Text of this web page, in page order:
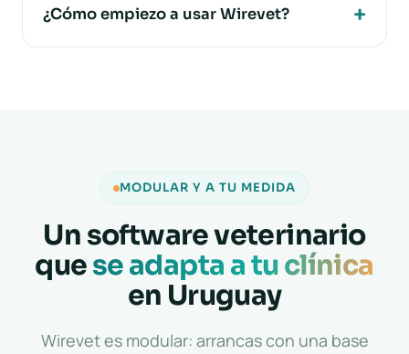
¿Cómo empiezo a usar Wirevet?
MODULAR Y A TU MEDIDA
Un software veterinario
quese adapta a tu clínica
en Uruguay
Wirevet es modular: arrancas con una base